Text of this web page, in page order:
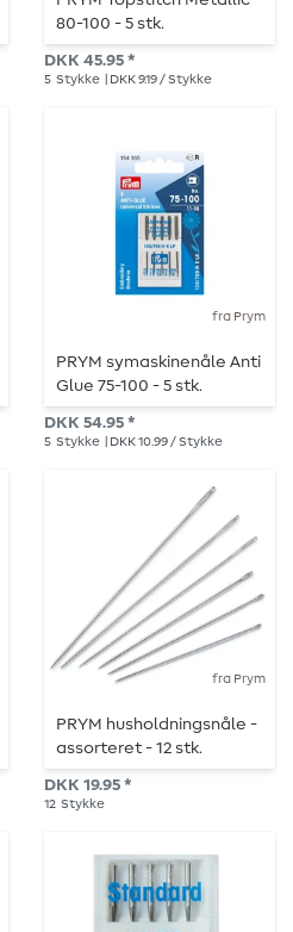
80-100 - 5 stk.
DKK 45.95 *
5 Stykke | DKK 9.19 / Stykke
fra Prym
PRYM symaskinenåle Anti
Glue 75-100 - 5 stk.
DKK 54.95 *
5 Stykke | DKK 10.99 / Stykke
fra Prym
PRYM husholdningsnåle -
assorteret - 12 stk.
DKK 19.95 *
12 Stykke